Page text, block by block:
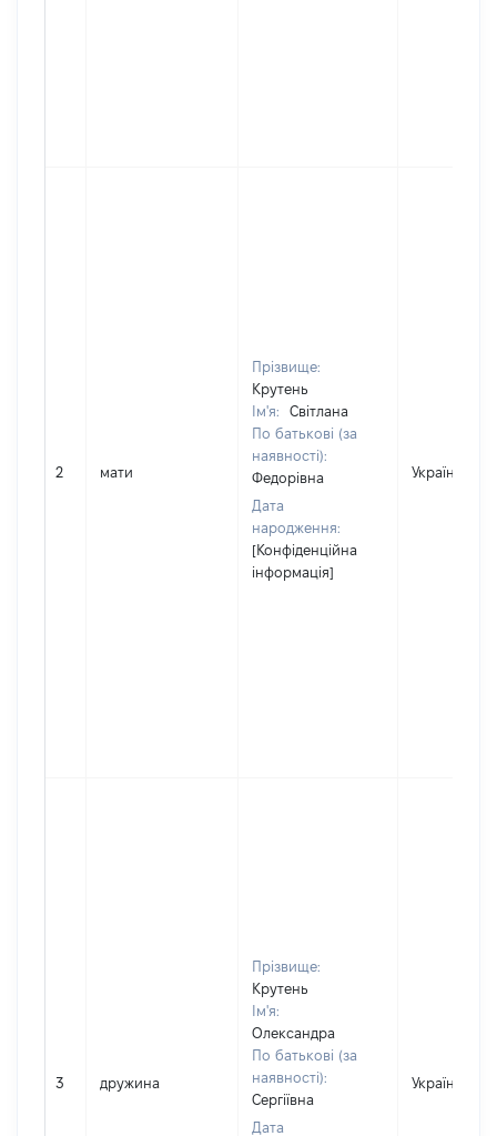
2 мати
Прізвище:
Крутень
Ім'я:
Світлана
По батькові (за
наявності):
Федорівна
Дата
народження:
[Конфіденційна
інформація]
Україна
3 дружина
Прізвище:
Крутень
Ім'я:
Олександра
По батькові (за
наявності):
Сергіївна
Дата
Україна